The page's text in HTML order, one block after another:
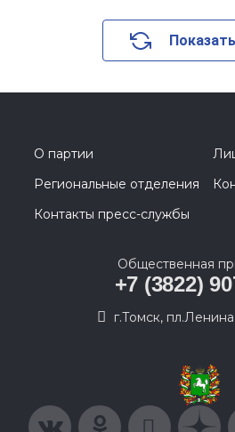
О партии
Региональные отделения
Контакты пресс-службы
Общественная
+7 (3822)
г.Томск,